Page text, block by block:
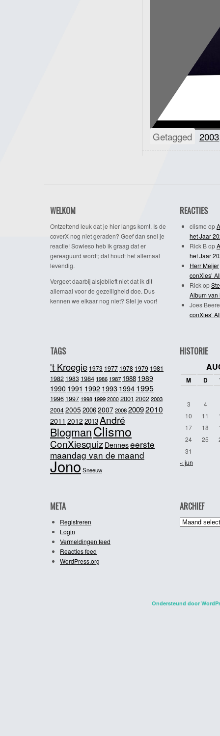
Getagged 2003
WELKOM
Ontzettend leuk dat je hier langs komt. Is de
coverX nog niet geraden? Geef dan snel je
reactie! Sowieso heb ik graag dat er
gereaguurd wordt; dat houdt het allemaal
levendig.
Vergeet daarbij alsjeblieft niet dat ik dit
allemaal voor de gezelligheid doe. Dus
kennen we elkaar nog niet? Stel je voor!
REACTIES
clismo op
het Jaar
Rick Bop
het Jaar
Herr Meijer
conXies’
Rickop
Album van
Joes
conXies’
TAGS
't Kroegie 1973 1977 1978 1979 1981
1982 1983 1984 1986 1987 1988 1989
1990 1991 19921993 1994 1995
1996 1997 1998 1999 2000 2001 2002 2003
20042005 20062007200820092010
2011 2012 2013André
BlogmanClismo
ConXiesquiz Denneseerste
maandag van de maand
JonoSneeuw
HISTORIE
M D
3
4
10
11
17
18
24
25
31
« jun
META
Registreren
Login
Vermeldingen feed
Reacties feed
WordPress.org
ARCHIEF
Archief
Ondersteund door